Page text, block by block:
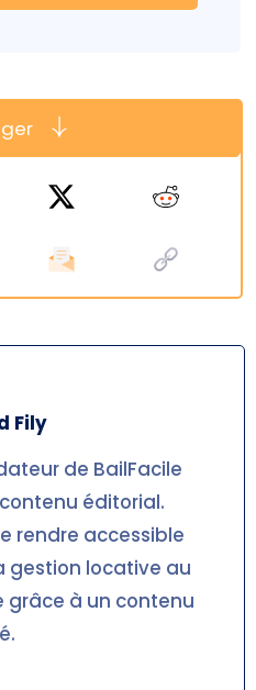
Fily
de BailFacile
éditorial.
rendre accessible
gestion locative au
grâce à un contenu